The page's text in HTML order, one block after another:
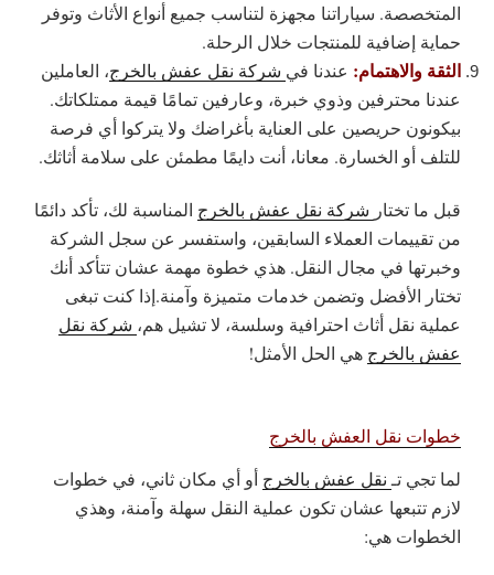
المتخصصة. سياراتنا مجهزة لتناسب جميع أنواع الأثاث وتوفر
حماية إضافية للمنتجات خلال الرحلة.
الثقة والاهتمام: عندنا في شركة نقل عفش بالخرج، العاملين
عندنا محترفين وذوي خبرة، وعارفين تمامًا قيمة ممتلكاتك.
بيكونون حريصين على العناية بأغراضك ولا يتركوا أي فرصة
للتلف أو الخسارة. معانا، أنت دايمًا مطمئن على سلامة أثاثك.
قبل ما تختار شركة نقل عفش بالخرج المناسبة لك، تأكد دائمًا
من تقييمات العملاء السابقين، واستفسر عن سجل الشركة
وخبرتها في مجال النقل. هذي خطوة مهمة عشان تتأكد أنك
تختار الأفضل وتضمن خدمات متميزة وآمنة.إذا كنت تبغى
عملية نقل أثاث احترافية وسلسة، لا تشيل هم، شركة نقل
عفش بالخرج هي الحل الأمثل!
خطوات نقل العفش بالخرج
لما تجي تـنقل عفش بالخرج أو أي مكان ثاني، في خطوات
لازم تتبعها عشان تكون عملية النقل سهلة وآمنة، وهذي
الخطوات هي: